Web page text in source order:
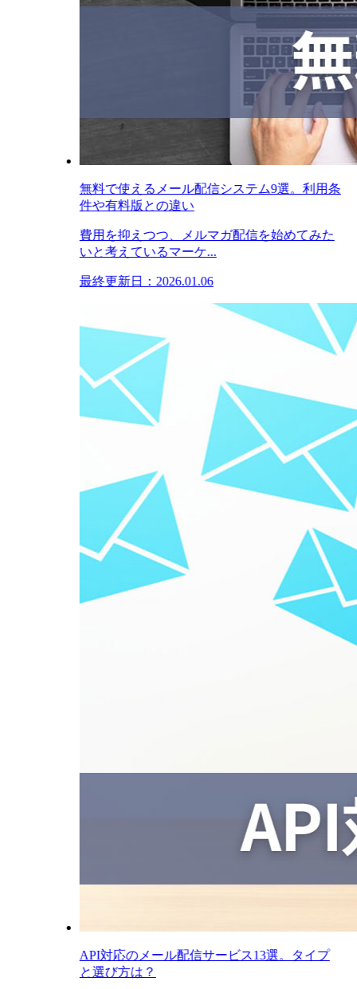
無料で使えるメール配信システム9選。利用条
件や有料版との違い
費用を抑えつつ、メルマガ配信を始めてみた
いと考えているマーケ...
最終更新日：2026.01.06
API対応のメール配信サービス13選。タイプ
と選び方は？